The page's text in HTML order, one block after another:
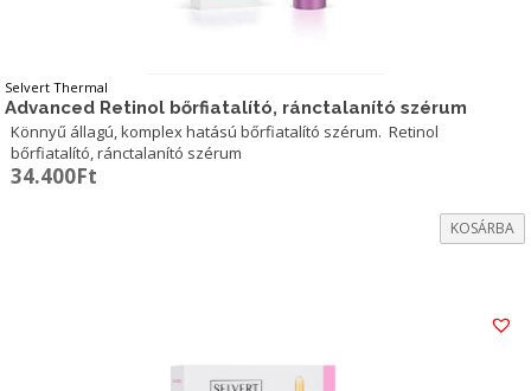
Selvert Thermal
Advanced Retinol bőrfiatalító, ránctalanító szérum
Könnyű állagú, komplex hatású bőrfiatalító szérum. Retinol
bőrfiatalító, ránctalanító szérum
34.400Ft
KOSÁRBA